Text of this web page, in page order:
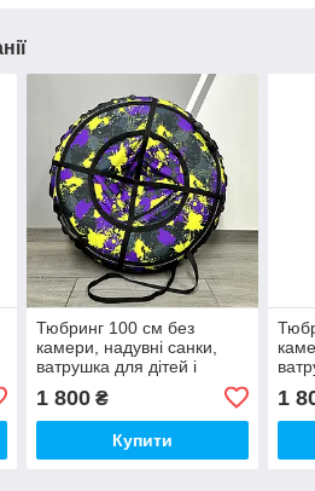
Тюбринг 100 см без
камери, надувні санки,
ватрушка для дітей і
катання на гірці
1 800₴
Купити
1